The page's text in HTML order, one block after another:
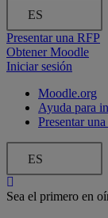
ES
Presentar una RFP
Obtener Moodle
Iniciar sesión
Moodle.org
Ayuda para
Presentar
ES
Sea el primero en